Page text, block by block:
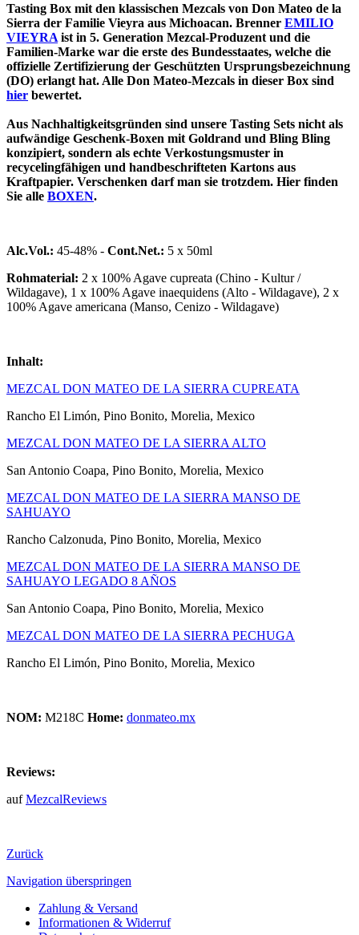
Tasting Box mit den klassischen Mezcals von Don Mateo de la
Sierra der Familie Vieyra aus Michoacan. Brenner EMILIO
VIEYRA ist in 5. Generation Mezcal-Produzent und die
Familien-Marke war die erste des Bundesstaates, welche die
offizielle Zertifizierung der Geschützten Ursprungsbezeichnung
(DO) erlangt hat. Alle Don Mateo-Mezcals in dieser Box sind
hier bewertet.
Aus Nachhaltigkeitsgründen sind unsere Tasting Sets nicht als
aufwändige Geschenk-Boxen mit Goldrand und Bling Bling
konzipiert, sondern als echte Verkostungsmuster in
recycelingfähigen und handbeschrifteten Kartons aus
Kraftpapier. Verschenken darf man sie trotzdem. Hier finden
Sie alle BOXEN.
Alc.Vol.: 45-48% - Cont.Net.: 5 x 50ml
Rohmaterial: 2 x 100% Agave cupreata (Chino - Kultur /
Wildagave), 1 x 100% Agave inaequidens (Alto - Wildagave), 2 x
100% Agave americana (Manso, Cenizo - Wildagave)
Inhalt:
MEZCAL DON MATEO DE LA SIERRA CUPREATA
Rancho El Limón, Pino Bonito, Morelia, Mexico
MEZCAL DON MATEO DE LA SIERRA ALTO
San Antonio Coapa, Pino Bonito, Morelia, Mexico
MEZCAL DON MATEO DE LA SIERRA MANSO DE
SAHUAYO
Rancho Calzonuda, Pino Bonito, Morelia, Mexico
MEZCAL DON MATEO DE LA SIERRA MANSO DE
SAHUAYO LEGADO 8 AÑOS
San Antonio Coapa, Pino Bonito, Morelia, Mexico
MEZCAL DON MATEO DE LA SIERRA PECHUGA
Rancho El Limón, Pino Bonito, Morelia, Mexico
NOM: M218C Home: donmateo.mx
Reviews:
aufMezcalReviews
Zurück
Navigation überspringen
Zahlung & Versand
Informationen & Widerruf